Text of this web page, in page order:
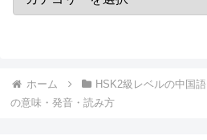
ホーム HSK2級レベルの中国語
の意味・発音・読み方